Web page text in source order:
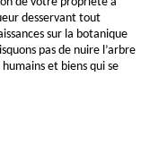
desservant tout
sur la botanique
pas de nuire l’arbre
et biens qui se